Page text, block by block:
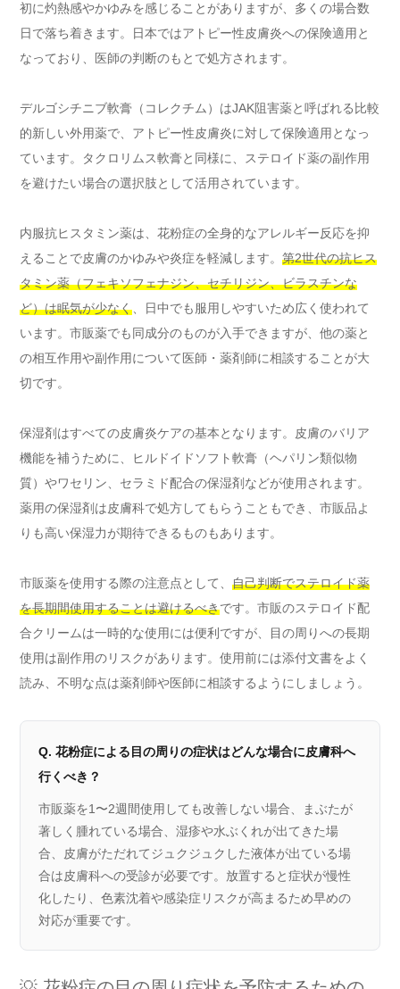
初に灼熱感やかゆみを感じることがありますが、多くの場合数
日で落ち着きます。日本ではアトピー性皮膚炎への保険適用と
なっており、医師の判断のもとで処方されます。
デルゴシチニブ軟膏（コレクチム）はJAK阻害薬と呼ばれる比較
的新しい外用薬で、アトピー性皮膚炎に対して保険適用となっ
ています。タクロリムス軟膏と同様に、ステロイド薬の副作用
を避けたい場合の選択肢として活用されています。
内服抗ヒスタミン薬は、花粉症の全身的なアレルギー反応を抑
えることで皮膚のかゆみや炎症を軽減します。 第2世代の抗ヒス
タミン薬（フェキソフェナジン、セチリジン、ビラスチンな
ど）は眠気が少なく、日中でも服用しやすいため広く使われて
います。市販薬でも同成分のものが入手できますが、他の薬と
の相互作用や副作用について医師・薬剤師に相談することが大
切です。
保湿剤はすべての皮膚炎ケアの基本となります。皮膚のバリア
機能を補うために、ヒルドイドソフト軟膏（ヘパリン類似物
質）やワセリン、セラミド配合の保湿剤などが使用されます。
薬用の保湿剤は皮膚科で処方してもらうこともでき、市販品よ
りも高い保湿力が期待できるものもあります。
市販薬を使用する際の注意点として、 自己判断でステロイド薬
を長期間使用することは避けるべきです。市販のステロイド配
合クリームは一時的な使用には便利ですが、目の周りへの長期
使用は副作用のリスクがあります。使用前には添付文書をよく
読み、不明な点は薬剤師や医師に相談するようにしましょう。
Q. 花粉症による目の周りの症状はどんな場合に皮膚科へ
行くべき？
市販薬を1〜2週間使用しても改善しない場合、まぶたが
著しく腫れている場合、湿疹や水ぶくれが出てきた場
合、皮膚がただれてジュクジュクした液体が出ている場
合は皮膚科への受診が必要です。放置すると症状が慢性
化したり、色素沈着や感染症リスクが高まるため早めの
対応が重要です。